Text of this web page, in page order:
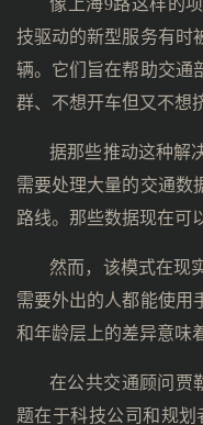
像上海9路这样的
技驱动的新型服务有时
辆。它们旨在帮助交通
群、不想开车但又不想
据那些推动这种解
需要处理大量的交通数
路线。那些数据现在可
然而，该模式在现
需要外出的人都能使用
和年龄层上的差异意味
在公共交通顾问贾
题在于科技公司和规